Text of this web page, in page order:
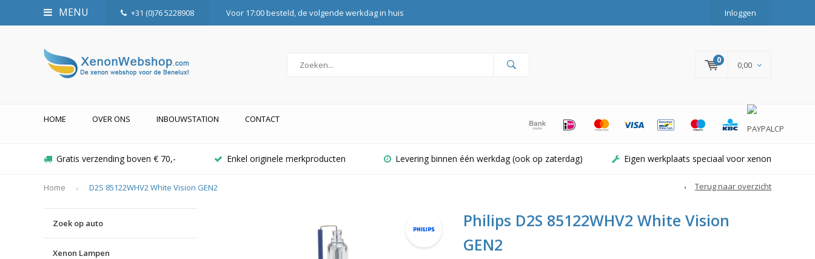
MENU +31 (0)76 5228908 Voor 17:00 besteld, de volgende werkdag in huis Inloggen
0 0,00
HOME OVER ONS INBOUWSTATION CONTACT
Gratis verzending boven € 70,- Enkel originele merkproducten Levering binnen één werkdag (ook op zaterdag) Eigen werkplaats speciaal voor xenon
Home D2S 85122WHV2 White Vision GEN2 Terug naar overzicht
Zoek op auto
Xenon Lampen
Philips D2S 85122WHV2 White Vision
GEN2